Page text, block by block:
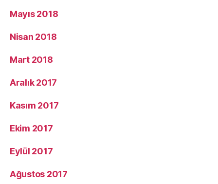
Mayıs 2018
Nisan 2018
Mart 2018
Aralık 2017
Kasım 2017
Ekim 2017
Eylül 2017
Ağustos 2017